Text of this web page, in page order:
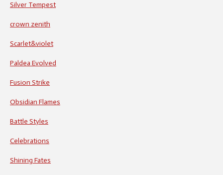
Silver Tempest
crown zenith
Scarlet&violet
Paldea Evolved
Fusion Strike
Obsidian Flames
Battle Styles
Celebrations
Shining Fates